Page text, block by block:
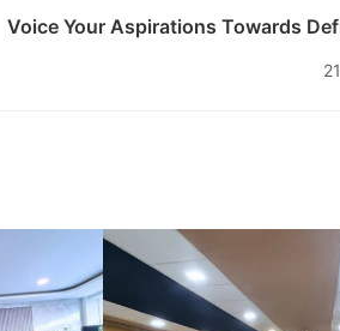
Voice Your Aspirations Towards